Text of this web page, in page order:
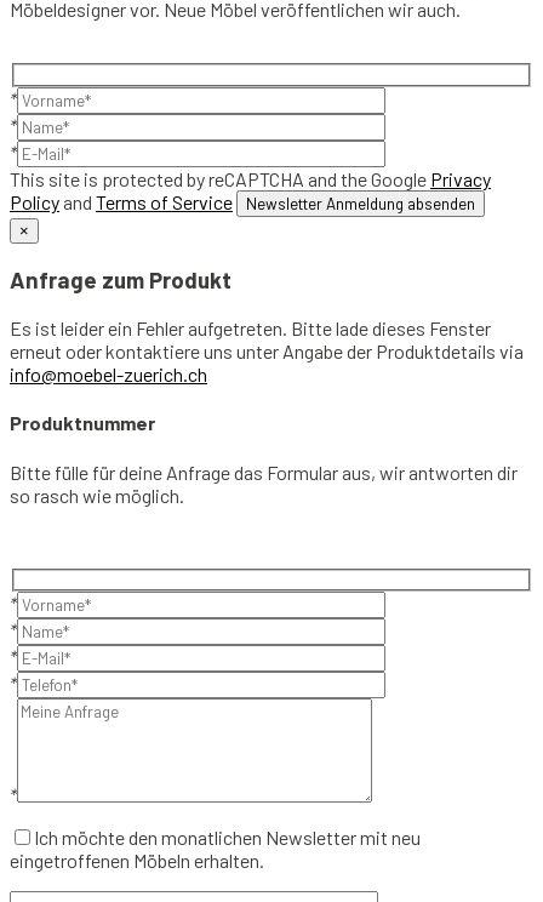
Möbeldesigner vor. Neue Möbel veröffentlichen wir auch.
*
*
*
This site is protected by reCAPTCHA and the Google Privacy
Policy and Terms of Service
×
Anfrage zum Produkt
Es ist leider ein Fehler aufgetreten. Bitte lade dieses Fenster
erneut oder kontaktiere uns unter Angabe der Produktdetails via
info@moebel-zuerich.ch
Produktnummer
Bitte fülle für deine Anfrage das Formular aus, wir antworten dir
so rasch wie möglich.
*
*
*
*
*
Ich möchte den monatlichen Newsletter mit neu
eingetroffenen Möbeln erhalten.